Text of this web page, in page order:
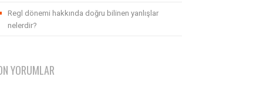
Regl dönemi hakkında doğru bilinen yanlışlar
nelerdir?
YORUMLAR